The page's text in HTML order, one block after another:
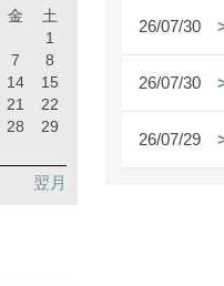
26/07/30
26/07/30
26/07/29
金
土
1
7
8
14
15
21
22
28
29
翌月